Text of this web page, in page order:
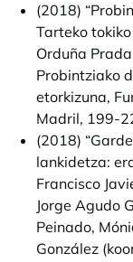
(2018)
Tarteko
Orduña
Probintziako
etorkizuna,
Madril, 199-
(2018)
lankidetza:
Francisco
Jorge Agudo
Peinado,
González